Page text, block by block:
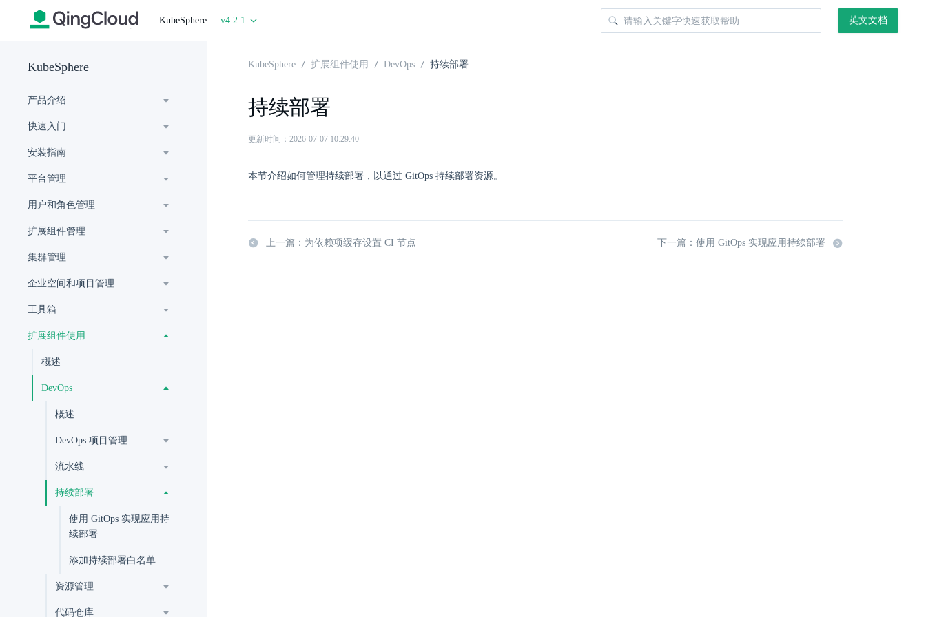
| KubeSphere v4.2.1 英文文档
KubeSphere
产品介绍
快速入门
安装指南
平台管理
用户和角色管理
扩展组件管理
集群管理
企业空间和项目管理
工具箱
扩展组件使用
概述
DevOps
概述
DevOps 项目管理
流水线
持续部署
使用 GitOps 实现应用持
续部署
添加持续部署白名单
资源管理
代码仓库
KubeSphere 扩展组件使用 DevOps 持续部署
持续部署
更新时间：2026-07-07 10:29:40
本节介绍如何管理持续部署，以通过 GitOps 持续部署资源。
上一篇：为依赖项缓存设置 CI 节点 下一篇：使用 GitOps 实现应用持续部署